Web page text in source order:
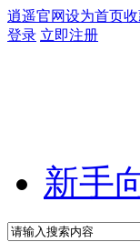
逍遥官网设为首页
登录 立即注册
新手